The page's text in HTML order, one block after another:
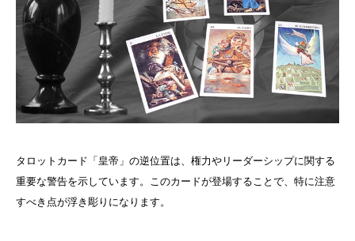
タロットカード「皇帝」の逆位置は、権力やリーダーシップに関する
重要な警告を示しています。このカードが登場することで、特に注意
すべき点が浮き彫りになります。